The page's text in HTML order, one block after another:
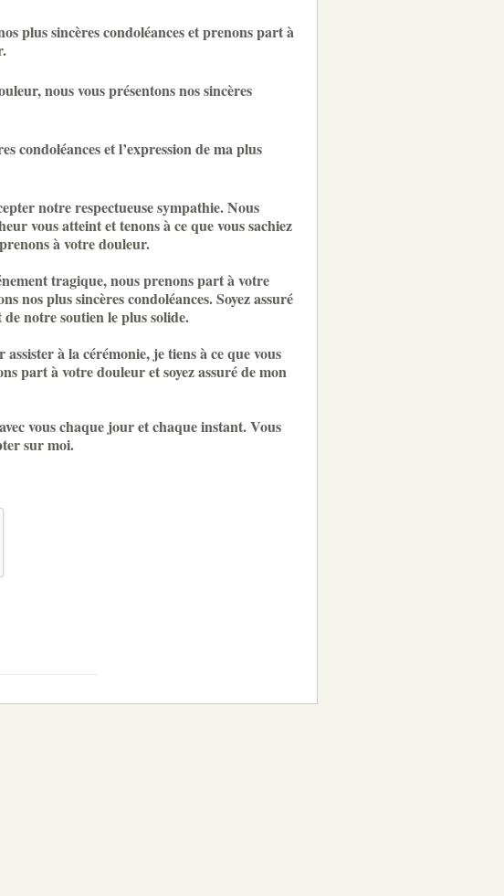
plus sincères condoléances et prenons part à
nous vous présentons nos sincères
condoléances et l’expression de ma plus
notre respectueuse sympathie. Nous
vous atteint et tenons à ce que vous sachiez
à votre douleur.
tragique, nous prenons part à votre
nos plus sincères condoléances. Soyez assuré
notre soutien le plus solide.
à la cérémonie, je tiens à ce que vous
part à votre douleur et soyez assuré de mon
vous chaque jour et chaque instant. Vous
sur moi.